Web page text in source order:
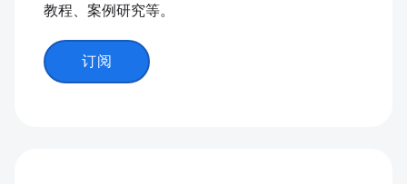
教程、案例研究等。
订阅